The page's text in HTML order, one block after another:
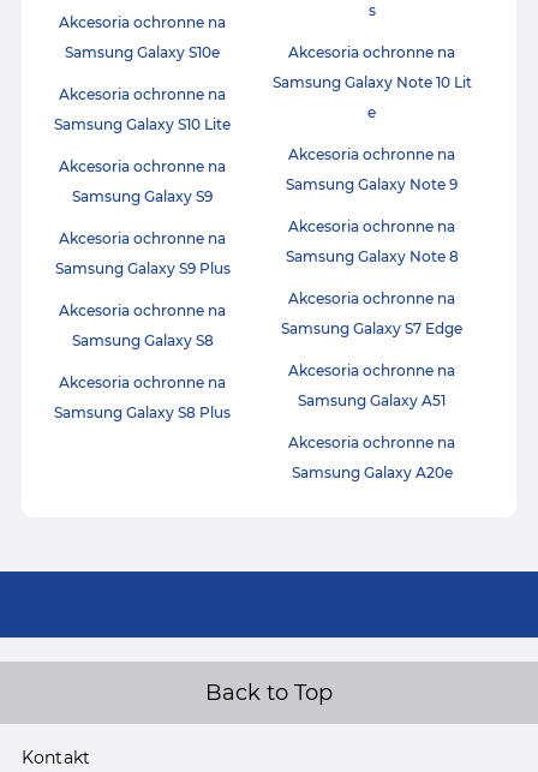
Akcesoria ochronne na
Samsung Galaxy S10e
Akcesoria ochronne na
Samsung Galaxy S10 Lite
Akcesoria ochronne na
Samsung Galaxy S9
Akcesoria ochronne na
Samsung Galaxy S9 Plus
Akcesoria ochronne na
Samsung Galaxy S8
Akcesoria ochronne na
Samsung Galaxy S8 Plus
s
Akcesoria ochronne na
Samsung Galaxy Note 10 Lit
e
Akcesoria ochronne na
Samsung Galaxy Note 9
Akcesoria ochronne na
Samsung Galaxy Note 8
Akcesoria ochronne na
Samsung Galaxy S7 Edge
Akcesoria ochronne na
Samsung Galaxy A51
Akcesoria ochronne na
Samsung Galaxy A20e
Back to Top
Kontakt